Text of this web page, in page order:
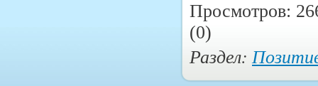
Просмотров:
(0)
Раздел: